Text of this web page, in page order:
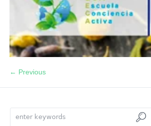
← Previous